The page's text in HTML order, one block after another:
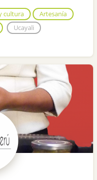
cultura
Artesanía
Ucayali